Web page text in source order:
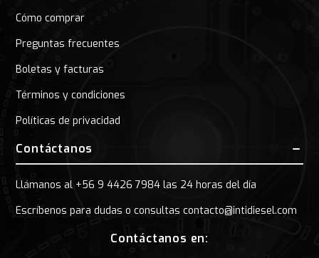
Cómo comprar
Preguntas frecuentes
Boletas y facturas
Términos y condiciones
Políticas de privacidad
Contáctanos
Llámanos al +56 9 4426 7984 las 24 horas del día
Escríbenos para dudas o consultas contacto@intidiesel.com
Contáctanos en: